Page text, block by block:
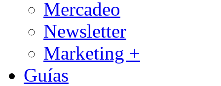
Mercadeo
Newsletter
Marketing +
Guías